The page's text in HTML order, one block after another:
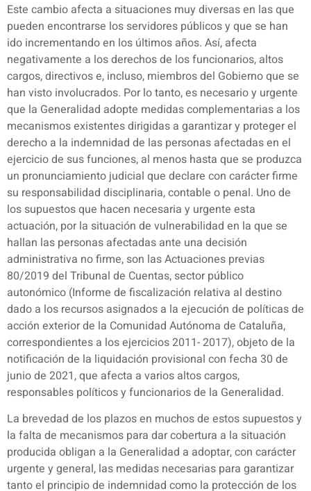
Este cambio afecta a situaciones muy diversas en las que
pueden encontrarse los servidores públicos y que se han
ido incrementando en los últimos años. Así, afecta
negativamente a los derechos de los funcionarios, altos
cargos, directivos e, incluso, miembros del Gobierno que se
han visto involucrados. Por lo tanto, es necesario y urgente
que la Generalidad adopte medidas complementarias a los
mecanismos existentes dirigidas a garantizar y proteger el
derecho a la indemnidad de las personas afectadas en el
ejercicio de sus funciones, al menos hasta que se produzca
un pronunciamiento judicial que declare con carácter firme
su responsabilidad disciplinaria, contable o penal. Uno de
los supuestos que hacen necesaria y urgente esta
actuación, por la situación de vulnerabilidad en la que se
hallan las personas afectadas ante una decisión
administrativa no firme, son las Actuaciones previas
80/2019 del Tribunal de Cuentas, sector público
autonómico (Informe de fiscalización relativa al destino
dado a los recursos asignados a la ejecución de políticas de
acción exterior de la Comunidad Autónoma de Cataluña,
correspondientes a los ejercicios 2011- 2017), objeto de la
notificación de la liquidación provisional con fecha 30 de
junio de 2021, que afecta a varios altos cargos,
responsables políticos y funcionarios de la Generalidad.
La brevedad de los plazos en muchos de estos supuestos y
la falta de mecanismos para dar cobertura a la situación
producida obligan a la Generalidad a adoptar, con carácter
urgente y general, las medidas necesarias para garantizar
tanto el principio de indemnidad como la protección de los